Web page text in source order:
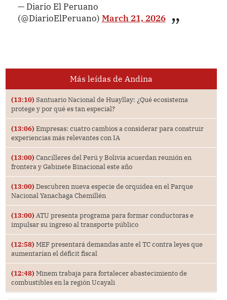
— Diario El Peruano
(@DiarioElPeruano) March 21, 2026
Más leídas de Andina
(13:10) Santuario Nacional de Huayllay: ¿Qué ecosistema
protege y por qué es tan especial?
(13:06) Empresas: cuatro cambios a considerar para construir
experiencias más relevantes con IA
(13:00) Cancilleres del Perú y Bolivia acuerdan reunión en
frontera y Gabinete Binacional este año
(13:00) Descubren nueva especie de orquídea en el Parque
Nacional Yanachaga Chemillén
(13:00) ATU presenta programa para formar conductoras e
impulsar su ingreso al transporte público
(12:58) MEF presentará demandas ante el TC contra leyes que
aumentarían el déficit fiscal
(12:48) Minem trabaja para fortalecer abastecimiento de
combustibles en la región Ucayali